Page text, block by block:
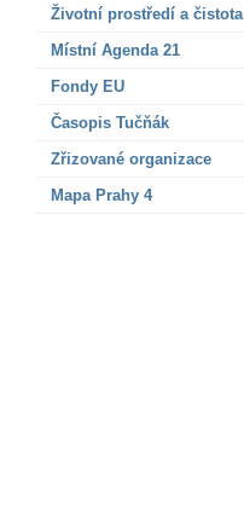
Životní prostředí a čistota
Místní Agenda 21
Fondy EU
Časopis Tučňák
Zřizované organizace
Mapa Prahy 4